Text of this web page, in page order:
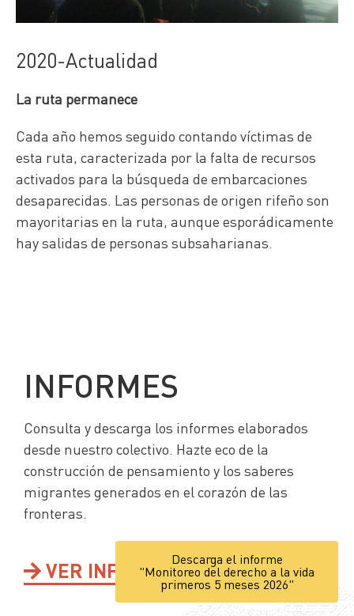
2020-Actualidad
La ruta permanece
Cada año hemos seguido contando víctimas de
esta ruta, caracterizada por la falta de recursos
activados para la búsqueda de embarcaciones
desaparecidas. Las personas de origen rifeño son
mayoritarias en la ruta, aunque esporádicamente
hay salidas de personas subsaharianas.
INFORMES
Consulta y descarga los informes elaborados
desde nuestro colectivo. Hazte eco de la
construcción de pensamiento y los saberes
migrantes generados en el corazón de las
fronteras.
VER INFORMESDescarga el informe
"Monitoreo del derecho a la vida
primeros 5 meses 2026"